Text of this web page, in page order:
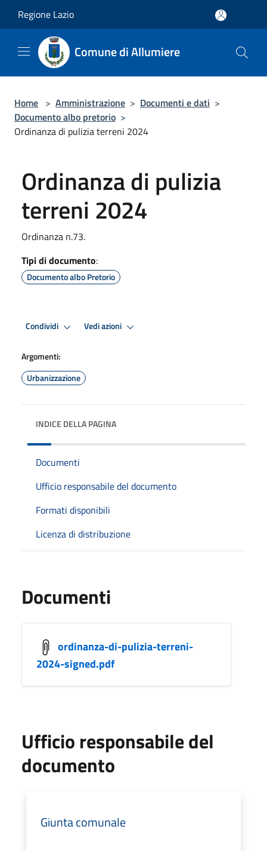
Regione Lazio
Comune di Allumiere
Home > Amministrazione > Documenti e dati >
Documento albo pretorio >
Ordinanza di pulizia terreni 2024
Ordinanza di pulizia
terreni 2024
Ordinanza n.73.
Tipi di documento:
Documento albo Pretorio
Condividi Vedi azioni
Argomenti:
Urbanizzazione
INDICE DELLA PAGINA
Documenti
Ufficio responsabile del documento
Formati disponibili
Licenza di distribuzione
Documenti
ordinanza-di-pulizia-terreni-
2024-signed.pdf
Ufficio responsabile del
documento
Giunta comunale